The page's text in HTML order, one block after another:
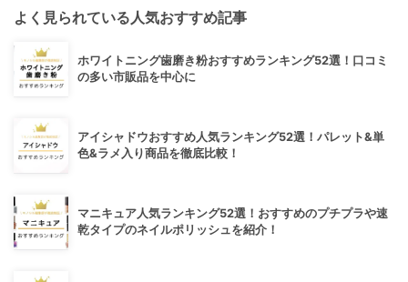
よく見られている人気おすすめ記事
ホワイトニング歯磨き粉おすすめランキング52選！口コミ
の多い市販品を中心に
アイシャドウおすすめ人気ランキング52選！パレット&単
色&ラメ入り商品を徹底比較！
マニキュア人気ランキング52選！おすすめのプチプラや速
乾タイプのネイルポリッシュを紹介！